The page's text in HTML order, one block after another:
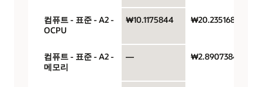
컴퓨트 - 표준 - A2 -
OCPU
₩10.1175844 ₩20.2351688
컴퓨트 - 표준 - A2 -
메모리
— ₩2.8907384